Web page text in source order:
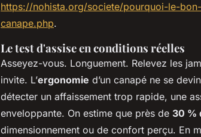
https://nohista.org/societe/pourquoi-le-
canape.php.
Le test d'assise en conditions réelles
Asseyez-vous. Longuement. Relevez les
invite. L’ergonomie d’un canapé ne se
détecter un affaissement trop rapide, une
enveloppante. On estime que près de 30 %
dimensionnement ou de confort perçu. En